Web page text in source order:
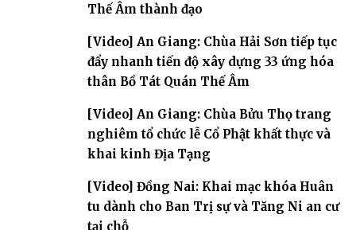
Thế Âm thành đạo
[Video] An Giang: Chùa Hải Sơn tiếp tục
đẩy nhanh tiến độ xây dựng 33 ứng hóa
thân Bồ Tát Quán Thế Âm
[Video] An Giang: Chùa Bửu Thọ trang
nghiêm tổ chức lễ Cổ Phật khất thực và
khai kinh Địa Tạng
[Video] Đồng Nai: Khai mạc khóa Huân
tu dành cho Ban Trị sự và Tăng Ni an cư
tại chỗ